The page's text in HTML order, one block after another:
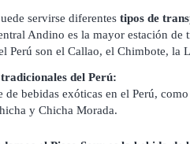
servirse diferentes tipos de
Andino es la mayor estación de
Perú son el Callao, el Chimbote, la
del Perú:
de bebidas exóticas en el Perú,
y Chicha Morada.